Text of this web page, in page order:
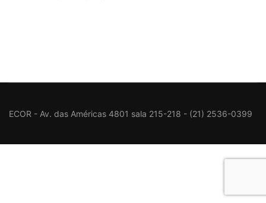
ECOR - Av. das Américas 4801 sala 215-218 - (21) 2536-0399